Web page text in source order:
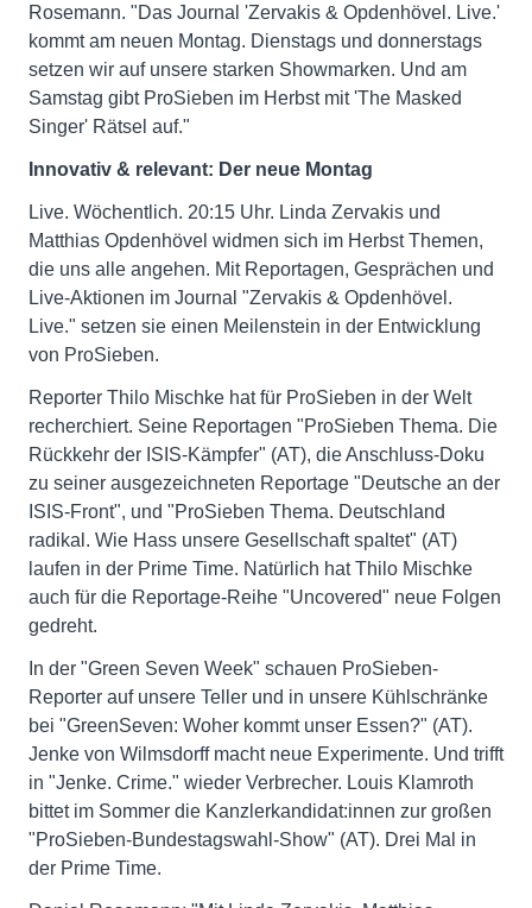
Rosemann. "Das Journal 'Zervakis & Opdenhövel. Live.'
kommt am neuen Montag. Dienstags und donnerstags
setzen wir auf unsere starken Showmarken. Und am
Samstag gibt ProSieben im Herbst mit 'The Masked
Singer' Rätsel auf."
Innovativ & relevant: Der neue Montag
Live. Wöchentlich. 20:15 Uhr. Linda Zervakis und
Matthias Opdenhövel widmen sich im Herbst Themen,
die uns alle angehen. Mit Reportagen, Gesprächen und
Live-Aktionen im Journal "Zervakis & Opdenhövel.
Live." setzen sie einen Meilenstein in der Entwicklung
von ProSieben.
Reporter Thilo Mischke hat für ProSieben in der Welt
recherchiert. Seine Reportagen "ProSieben Thema. Die
Rückkehr der ISIS-Kämpfer" (AT), die Anschluss-Doku
zu seiner ausgezeichneten Reportage "Deutsche an der
ISIS-Front", und "ProSieben Thema. Deutschland
radikal. Wie Hass unsere Gesellschaft spaltet" (AT)
laufen in der Prime Time. Natürlich hat Thilo Mischke
auch für die Reportage-Reihe "Uncovered" neue Folgen
gedreht.
In der "Green Seven Week" schauen ProSieben-
Reporter auf unsere Teller und in unsere Kühlschränke
bei "GreenSeven: Woher kommt unser Essen?" (AT).
Jenke von Wilmsdorff macht neue Experimente. Und trifft
in "Jenke. Crime." wieder Verbrecher. Louis Klamroth
bittet im Sommer die Kanzlerkandidat:innen zur großen
"ProSieben-Bundestagswahl-Show" (AT). Drei Mal in
der Prime Time.